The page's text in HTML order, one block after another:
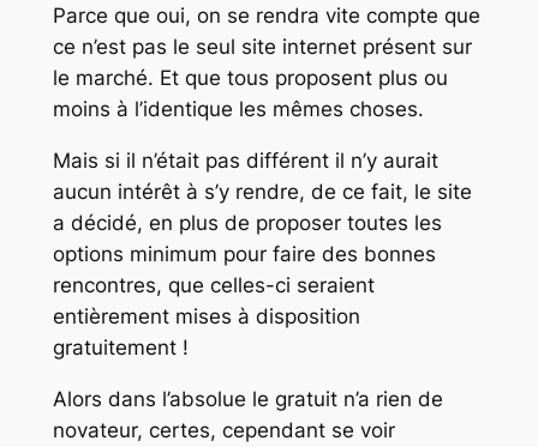
Parce que oui, on se rendra vite compte que
ce n’est pas le seul site internet présent sur
le marché. Et que tous proposent plus ou
moins à l’identique les mêmes choses.
Mais si il n’était pas différent il n’y aurait
aucun intérêt à s’y rendre, de ce fait, le site
a décidé, en plus de proposer toutes les
options minimum pour faire des bonnes
rencontres, que celles-ci seraient
entièrement mises à disposition
gratuitement !
Alors dans l’absolue le gratuit n’a rien de
novateur, certes, cependant se voir